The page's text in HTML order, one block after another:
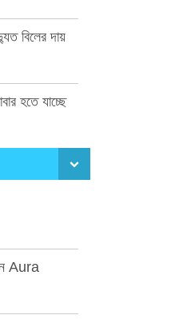
বিলের দায়
হতে যাচ্ছে
Aura